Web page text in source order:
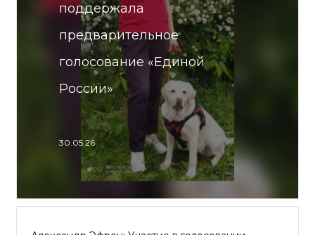
поддержала
предварительное
голосование «Единой
России»
30.05.26